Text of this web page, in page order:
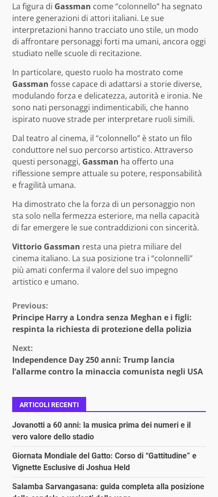
La figura di Gassman come “colonnello” ha segnato
intere generazioni di attori italiani. Le sue
interpretazioni hanno tracciato uno stile, un modo
di affrontare personaggi forti ma umani, ancora oggi
studiato nelle scuole di recitazione.
In particolare, questo ruolo ha mostrato come
Gassman fosse capace di adattarsi a storie diverse,
modulando forza e delicatezza, autorità e ironia. Ne
sono nati personaggi indimenticabili, che hanno
ispirato nuove strade per interpretare ruoli simili.
Dal teatro al cinema, il “colonnello” è stato un filo
conduttore nel suo percorso artistico. Attraverso
questi personaggi, Gassman ha offerto una
riflessione sempre attuale su potere, responsabilità
e fragilità umana.
Ha dimostrato che la forza di un personaggio non
sta solo nella fermezza esteriore, ma nella capacità
di far emergere le sue contraddizioni con sincerità.
Vittorio Gassman resta una pietra miliare del
cinema italiano. La sua posizione tra i “colonnelli”
più amati conferma il valore del suo impegno
artistico e umano.
Continue
Reading
Previous:
Principe Harry a Londra senza Meghan e i figli:
respinta la richiesta di protezione della polizia
Next:
Independence Day 250 anni: Trump lancia
l’allarme contro la minaccia comunista negli USA
ARTICOLI RECENTI
Jovanotti a 60 anni: la musica prima dei numeri e il
vero valore dello stadio
Giornata Mondiale del Gatto: Corso di “Gattitudine” e
Vignette Esclusive di Joshua Held
Salamba Sarvangasana: guida completa alla posizione